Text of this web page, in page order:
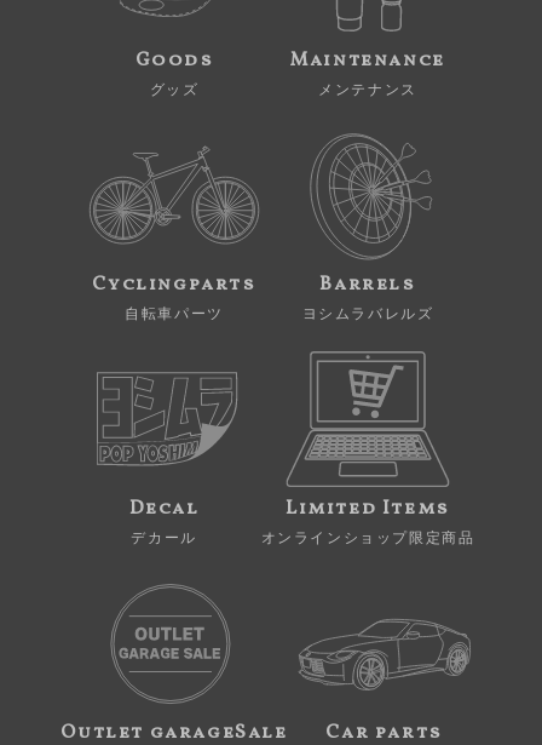
Goods
グッズ
Maintenance
メンテナンス
Cyclingparts
自転車パーツ
Barrels
ヨシムラバレルズ
Decal
デカール
Limited Items
オンラインショップ限定商品
Outlet garageSale Car parts